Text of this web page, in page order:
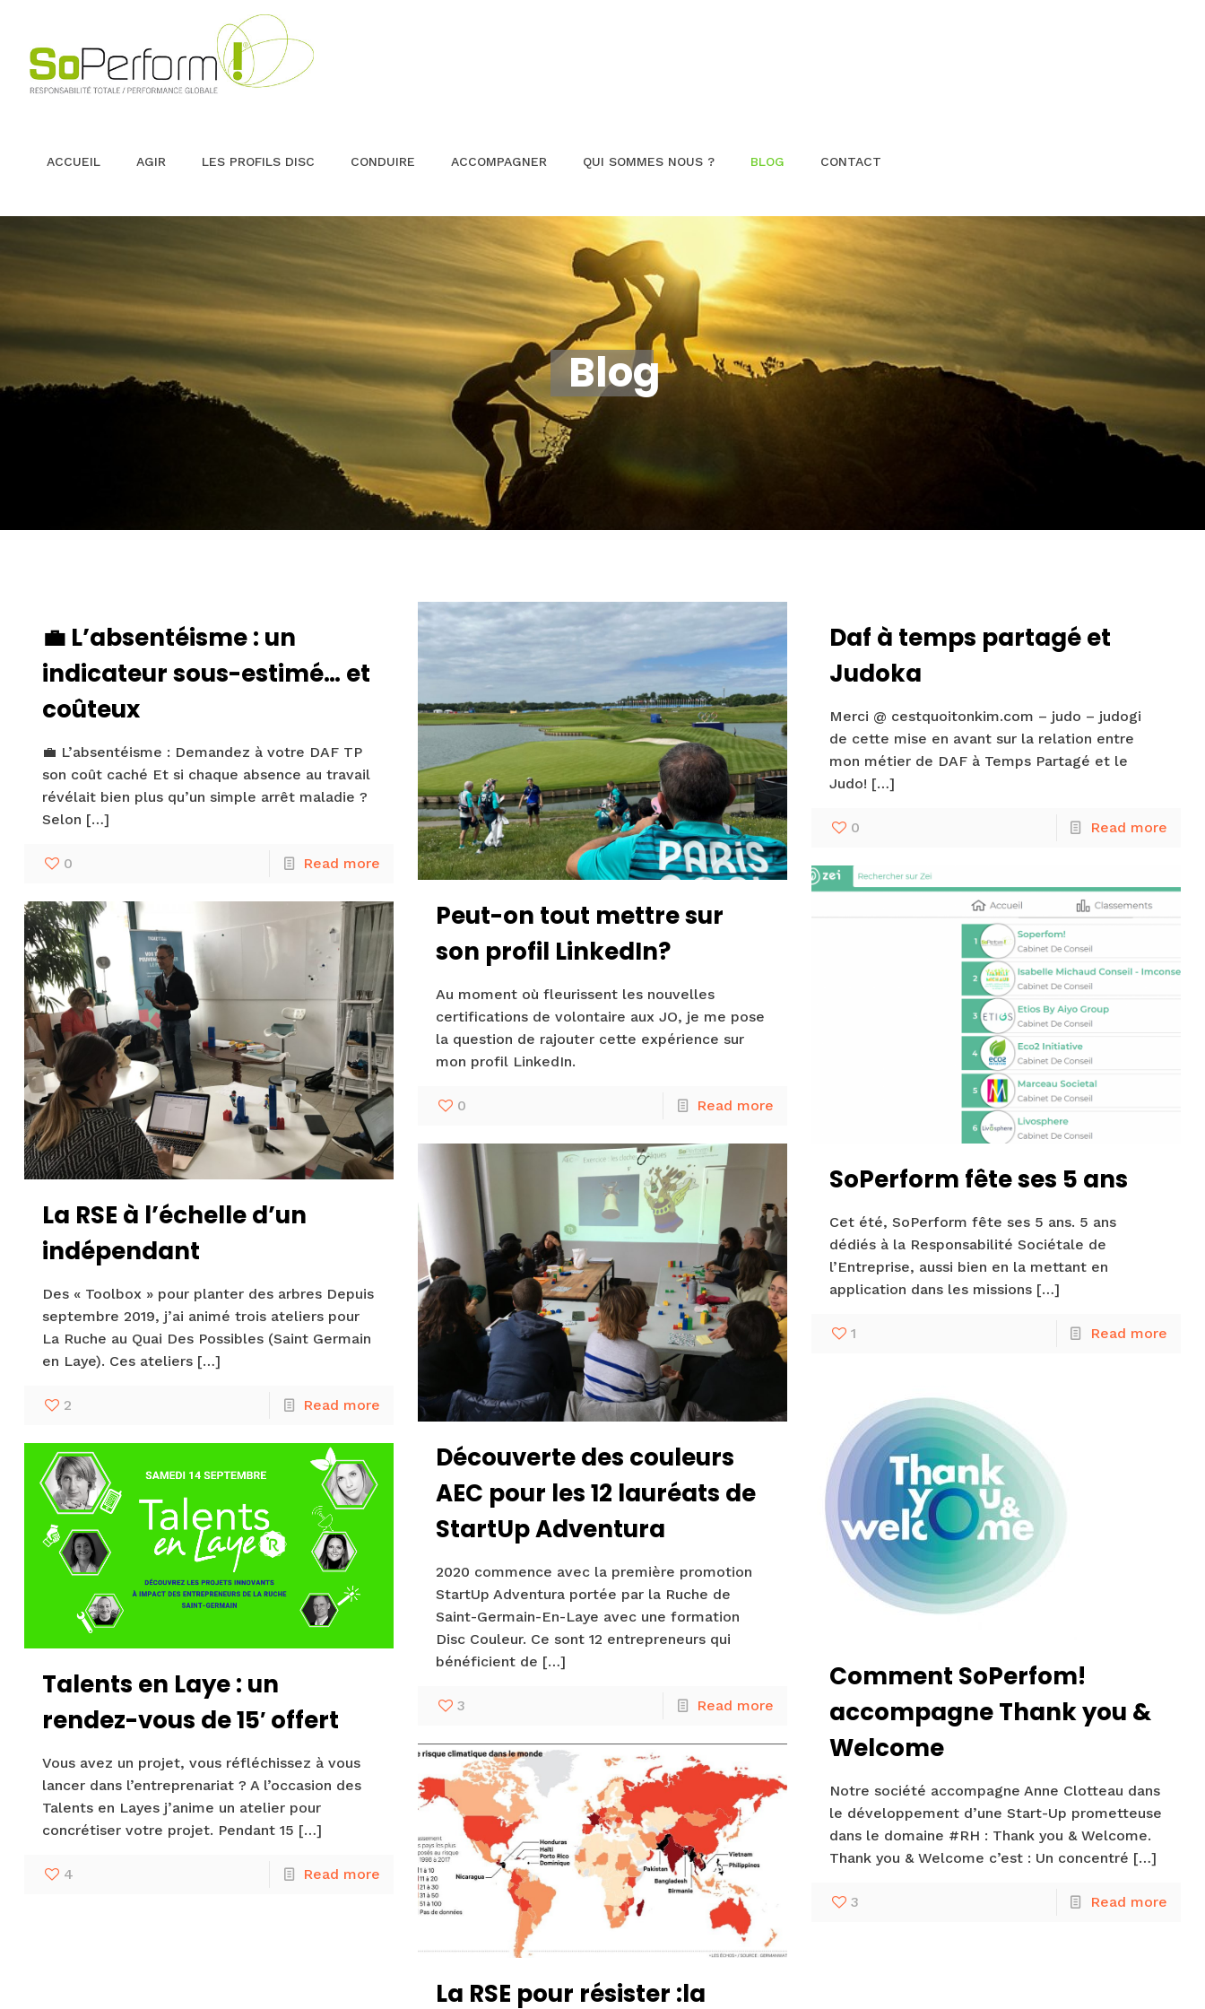
ACCUEIL AGIR LES PROFILS DISC CONDUIRE ACCOMPAGNER QUI SOMMES NOUS ? BLOG CONTACT
Blog
💼 L’absentéisme : un
indicateur sous-estimé… et
coûteux
💼 L’absentéisme : Demandez à votre DAF TP
son coût caché Et si chaque absence au travail
révélait bien plus qu’un simple arrêt maladie ?
Selon […]
0 Read more
Peut-on tout mettre sur
son profil LinkedIn?
Au moment où fleurissent les nouvelles
certifications de volontaire aux JO, je me pose
la question de rajouter cette expérience sur
mon profil LinkedIn.
0 Read more
Daf à temps partagé et
Judoka
Merci @ cestquoitonkim.com – judo – judogi
de cette mise en avant sur la relation entre
mon métier de DAF à Temps Partagé et le
Judo! […]
0 Read more
SoPerform fête ses 5 ans
Cet été, SoPerform fête ses 5 ans. 5 ans
dédiés à la Responsabilité Sociétale de
l’Entreprise, aussi bien en la mettant en
application dans les missions[…]
1 Read more
La RSE à l’échelle d’un
indépendant
Des « Toolbox » pour planter des arbres Depuis
septembre 2019, j’ai animé trois ateliers pour
La Ruche au Quai Des Possibles (Saint Germain
en Laye). Ces ateliers[…]
2 Read more
Découverte des couleurs
AEC pour les 12 lauréats de
StartUp Adventura
2020 commence avec la première promotion
StartUp Adventura portée par la Ruche de
Saint-Germain-En-Laye avec une formation
Disc Couleur. Ce sont 12 entrepreneurs qui
bénéficient de […]
3 Read more
Comment SoPerfom!
accompagne Thank you &
Welcome
Notre société accompagne Anne Clotteau dans
le développement d’une Start-Up prometteuse
dans le domaine #RH : Thank you & Welcome.
Thank you & Welcome c’est : Un concentré […]
3 Read more
Talents en Laye : un
rendez-vous de 15′ offert
Vous avez un projet, vous réfléchissez à vous
lancer dans l’entreprenariat ? A l’occasion des
Talents en Layes j’anime un atelier pour
concrétiser votre projet. Pendant 15 […]
4 Read more
La RSE pour résister :la